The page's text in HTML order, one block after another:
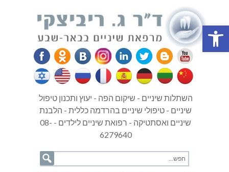
פתח סרגל נגישות
השתלות שיניים - שיקום הפה - יעוץ ותכנון טיפול
שיניים - טיפולי שיניים בהרדמה כללית - הלבנת
שיניים ואסתטיקה - רפואת שיניים לילדים - 08-
6279640